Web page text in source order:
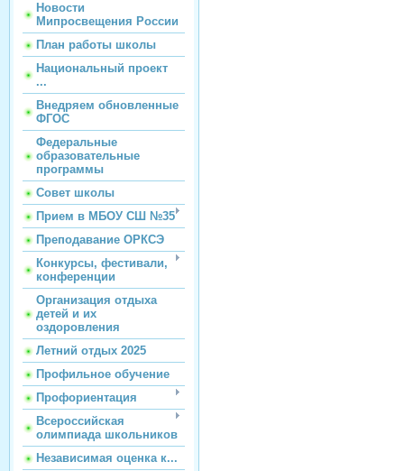
Новости
Мипросвещения России
План работы школы
Национальный проект
...
Внедряем обновленные
ФГОС
Федеральные
образовательные
программы
Совет школы
Прием в МБОУ СШ №35
Преподавание ОРКСЭ
Конкурсы, фестивали,
конференции
Организация отдыха
детей и их
оздоровления
Летний отдых 2025
Профильное обучение
Профориентация
Всероссийская
олимпиада школьников
Независимая оценка к...